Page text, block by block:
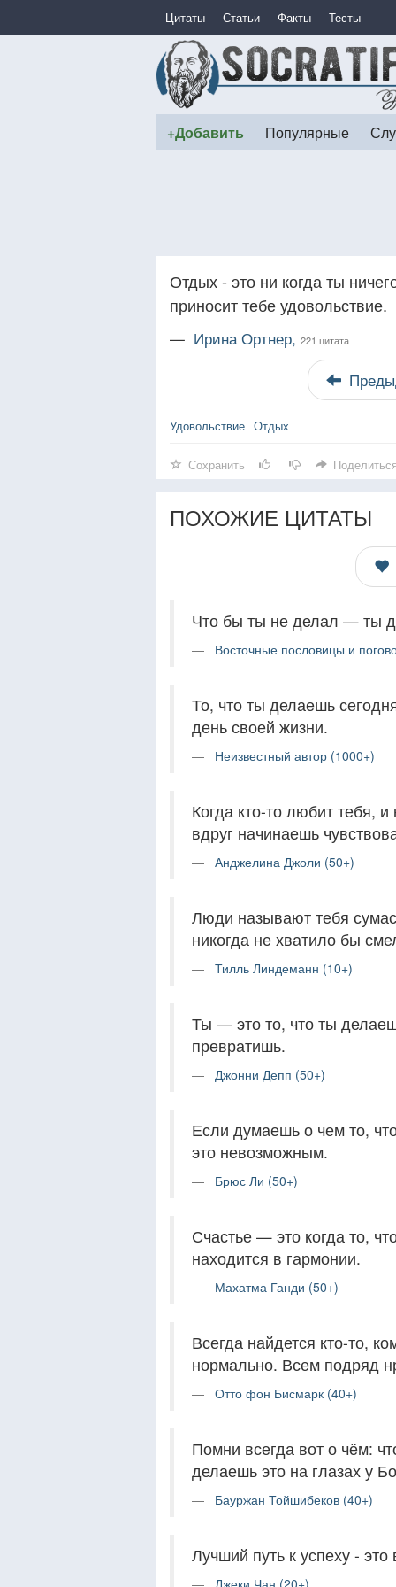
Цитаты Статьи Факты Тесты
+Добавить Популярные
Отдых - это ни когда ты
приносит тебе удовольствие.
— Ирина Ортнер, 221 цитата
Удовольствие Отдых
Сохранить Поделиться
ПОХОЖИЕ ЦИТАТЫ
Что бы ты не делал — ты
Восточные пословицы и
То, что ты делаешь
день своей жизни.
Неизвестный автор (1000+)
Когда кто-то любит тебя,
вдруг начинаешь
Анджелина Джоли (50+)
Люди называют тебя
никогда не хватило бы
Тилль Линдеманн (10+)
Ты — это то, что ты
превратишь.
Джонни Депп (50+)
Если думаешь о чем то,
это невозможным.
Брюс Ли (50+)
Счастье — это когда то,
находится в гармонии.
Махатма Ганди (50+)
Всегда найдется кто-то,
нормально. Всем подряд
Отто фон Бисмарк (40+)
Помни всегда вот о чём:
делаешь это на глазах у
Бауржан Тойшибеков (40+)
Лучший путь к успеху -
Джеки Чан (20+)